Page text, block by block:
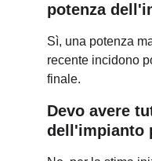
potenza
Sì, una potenza
recente incidono
finale.
Devo avere
dell'impianto